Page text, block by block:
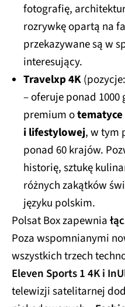
fotografię,
rozrywkę opartą na
przekazywane są w
interesujący.
Travelxp 4K
– oferuje ponad
premium o
i lifestylowej, w tym
ponad 60 krajów.
historię, sztukę
różnych zakątków
języku polskim.
Polsat Box zapewnia
Poza wspomnianymi
wszystkich trzech
Eleven Sports 1 4K i
telewizji satelitarnej